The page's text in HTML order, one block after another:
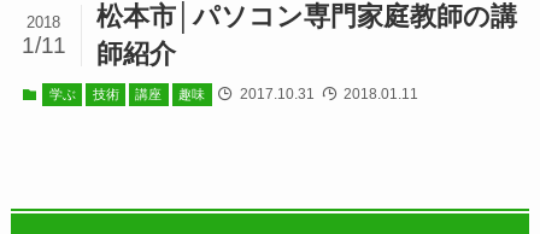
松本市│パソコン専門家庭教師の講
師紹介
2018
1/11
学ぶ 技術 講座 趣味 2017.10.31 2018.01.11